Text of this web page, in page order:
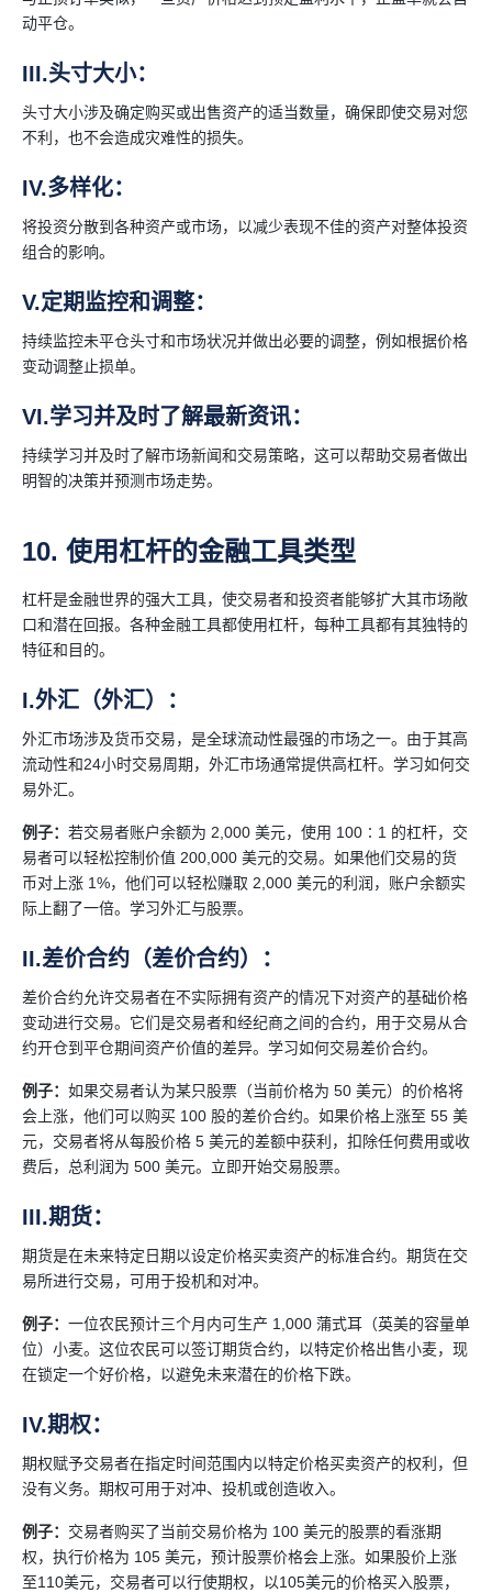
动平仓。
III.头寸大小：
头寸大小涉及确定购买或出售资产的适当数量，确保即使交易对您
不利，也不会造成灾难性的损失。
IV.多样化：
将投资分散到各种资产或市场，以减少表现不佳的资产对整体投资
组合的影响。
V.定期监控和调整：
持续监控未平仓头寸和市场状况并做出必要的调整，例如根据价格
变动调整止损单。
VI.学习并及时了解最新资讯：
持续学习并及时了解市场新闻和交易策略，这可以帮助交易者做出
明智的决策并预测市场走势。
10. 使用杠杆的金融工具类型
杠杆是金融世界的强大工具，使交易者和投资者能够扩大其市场敞
口和潜在回报。各种金融工具都使用杠杆，每种工具都有其独特的
特征和目的。
I.外汇（外汇）：
外汇市场涉及货币交易，是全球流动性最强的市场之一。由于其高
流动性和24小时交易周期，外汇市场通常提供高杠杆。学习如何交
易外汇。
例子： 若交易者账户余额为 2,000 美元，使用 100∶1 的杠杆，交
易者可以轻松控制价值 200,000 美元的交易。如果他们交易的货
币对上涨 1%，他们可以轻松赚取 2,000 美元的利润，账户余额实
际上翻了一倍。学习外汇与股票。
II.差价合约（差价合约）：
差价合约允许交易者在不实际拥有资产的情况下对资产的基础价格
变动进行交易。它们是交易者和经纪商之间的合约，用于交易从合
约开仓到平仓期间资产价值的差异。学习如何交易差价合约。
例子： 如果交易者认为某只股票（当前价格为 50 美元）的价格将
会上涨，他们可以购买 100 股的差价合约。如果价格上涨至 55 美
元，交易者将从每股价格 5 美元的差额中获利，扣除任何费用或收
费后，总利润为 500 美元。立即开始交易股票。
III.期货：
期货是在未来特定日期以设定价格买卖资产的标准合约。期货在交
易所进行交易，可用于投机和对冲。
例子： 一位农民预计三个月内可生产 1,000 蒲式耳（英美的容量单
位）小麦。这位农民可以签订期货合约，以特定价格出售小麦，现
在锁定一个好价格，以避免未来潜在的价格下跌。
IV.期权：
期权赋予交易者在指定时间范围内以特定价格买卖资产的权利，但
没有义务。期权可用于对冲、投机或创造收入。
例子： 交易者购买了当前交易价格为 100 美元的股票的看涨期
权，执行价格为 105 美元，预计股票价格会上涨。如果股价上涨
至110美元，交易者可以行使期权，以105美元的价格买入股票，